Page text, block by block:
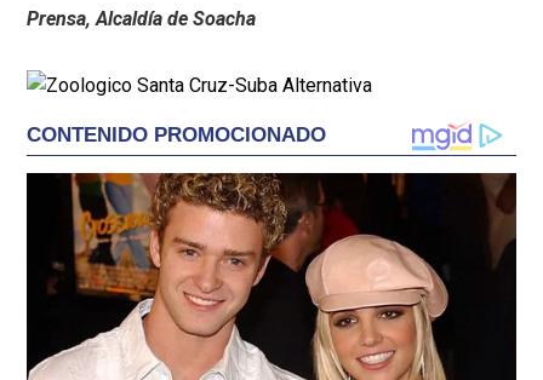
Prensa, Alcaldía de Soacha